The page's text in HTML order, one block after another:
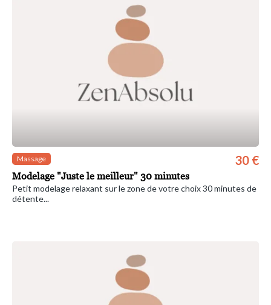
Massage
Modelage "Juste le meilleur" 30 minutes
30 €
Petit modelage relaxant sur le zone de votre choix 30 minutes de
détente...